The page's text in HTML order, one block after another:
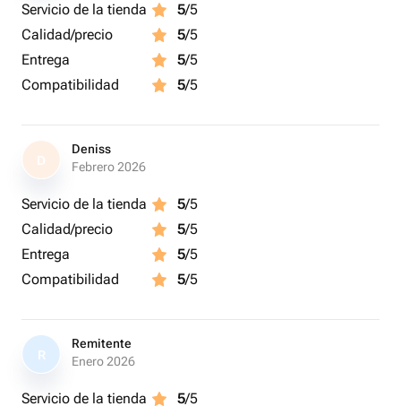
Servicio de la tienda 5/5
Calidad/precio
5/5
Entrega
5/5
Compatibilidad
5/5
D
Deniss
Febrero 2026
Servicio de la tienda 5/5
Calidad/precio
5/5
Entrega
5/5
Compatibilidad
5/5
R
Remitente
Enero 2026
Servicio de la tienda 5/5